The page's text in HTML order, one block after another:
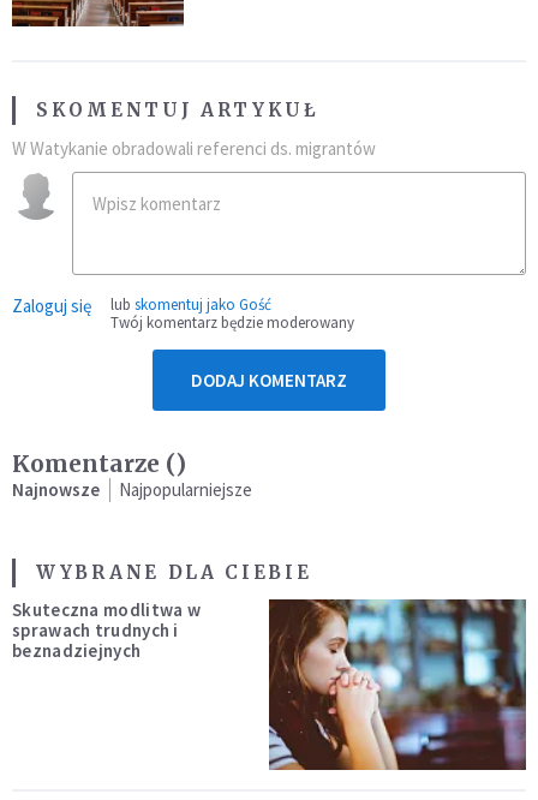
SKOMENTUJ ARTYKUŁ
W Watykanie obradowali referenci ds. migrantów
Zaloguj się lub skomentuj jako Gość
Twój komentarz będzie moderowany
DODAJ KOMENTARZ
Komentarze ()
Najnowsze Najpopularniejsze
WYBRANE DLA CIEBIE
Skuteczna modlitwa w
sprawach trudnych i
beznadziejnych